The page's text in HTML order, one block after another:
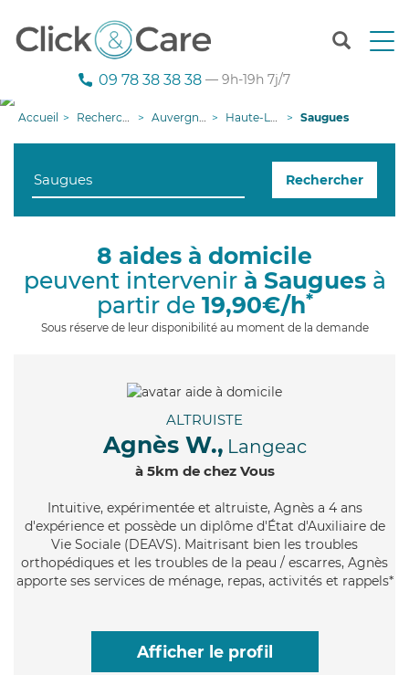
T
n
g
i
09 78 38 38 38 — 9h-19h 7j/7
Accueil Recherche aide à domicile Auvergne-Rhône-Alpes Haute-Loire Saugues
Rechercher
8 aides à domicile
peuvent intervenir à Sauguesà
partir de 19,90€/h*
Sous réserve de leur disponibilité au moment de la demande
ALTRUISTE
Agnès W., Langeac
à 5km de chez Vous
Intuitive, expérimentée et altruiste, Agnès a 4 ans
d'expérience et possède un diplôme d'État d'Auxiliaire de
Vie Sociale (DEAVS). Maitrisant bien les troubles
orthopédiques et les troubles de la peau / escarres, Agnès
apporte ses services de ménage, repas, activités et rappels*
Afficher le profil